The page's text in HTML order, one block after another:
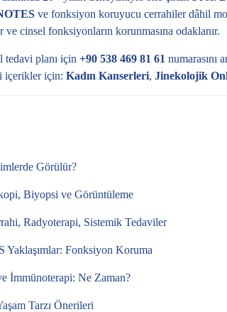
ve fonksiyon koruyucu cerrahiler dâhil
cinsel fonksiyonların korunmasına odaklanır.
tedavi planı için +90 538 469 81 61 numarasını
içerikler için: Kadın Kanserleri, Jinekolojik
Görülür?
Biyopsi ve Görüntüleme
Radyoterapi, Sistemik Tedaviler
Fonksiyon Koruma
İmmünoterapi: Ne Zaman?
Tarzı Önerileri